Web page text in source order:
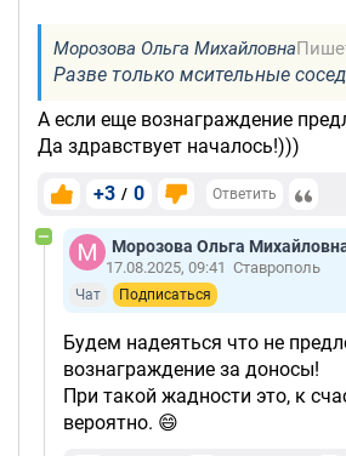
Морозова Ольга Михайловна
Разве только мсительные
А если еще вознаграждение
Да здравствует началось!)))
+3 / 0 Ответить
Морозова Ольга
17.08.2025, 09:41 Ставрополь
Чат Подписаться
Будем надеяться что не
вознаграждение за доносы!
При такой жадности это, к
вероятно. 😄